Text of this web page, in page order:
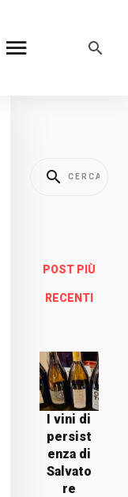
POST PIÙ
RECENTI
I vini di
persist
enza di
Salvato
re